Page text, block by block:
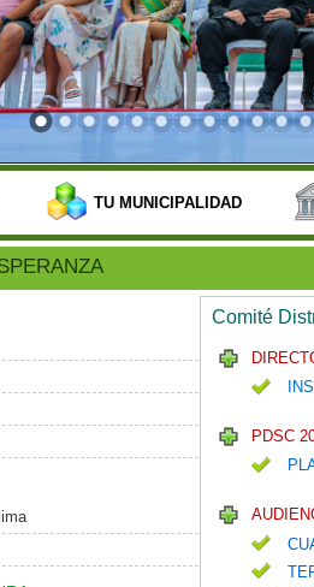
TU MUNICIPALIDAD
Comité
PDSC